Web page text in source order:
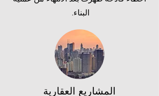
البناء.
المشاريع العقارية